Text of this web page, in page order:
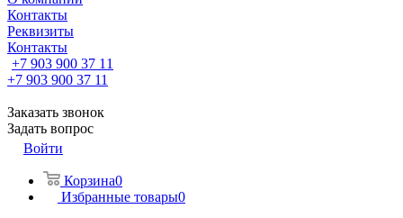
Контакты
Реквизиты
Контакты
+7 903 900 37 11
+7 903 900 37 11
Заказать звонок
Задать вопрос
Войти
Корзина0
Избранные товары0